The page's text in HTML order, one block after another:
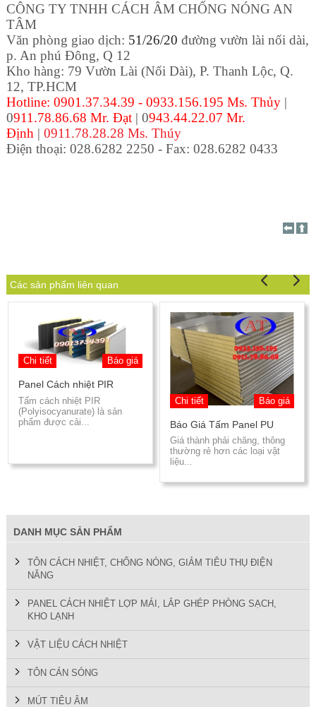
CÔNG TY TNHH CÁCH ÂM CHỐNG NÓNG AN
TÂM
Văn phòng giao dịch: 51/26/20 đường vườn lài nối dài,
p. An phú Đông, Q 12
Kho hàng: 79 Vườn Lài (Nối Dài), P. Thanh Lộc, Q.
12, TP.HCM
Hotline: 0901.37.34.39 - 0933.156.195 Ms. Thủy|
0911.78.86.68 Mr. Đạt| 0943.44.22.07 Mr.
Định | 0911.78.28.28 Ms. Thúy
Điện thoại: 028.6282 2250 - Fax: 028.6282 0433
Các sản phẩm liên quan
Chi tiết Báo giá
Panel Cách nhiệt PIR
Tấm cách nhiệt PIR
(Polyisocyanurate) là sản
phẩm được cải...
Chi tiết Báo giá
Báo Giá Tấm Panel PU
Giá thành phải chăng, thông
thường rẻ hơn các loại vật
liệu...
DANH MỤC SẢN PHẨM
TÔN CÁCH NHIỆT, CHỐNG NÓNG, GIẢM TIÊU THỤ ĐIỆN
NĂNG
PANEL CÁCH NHIỆT LỢP MÁI, LẮP GHÉP PHÒNG SẠCH,
KHO LẠNH
VẬT LIỆU CÁCH NHIỆT
TÔN CÁN SÓNG
MÚT TIÊU ÂM